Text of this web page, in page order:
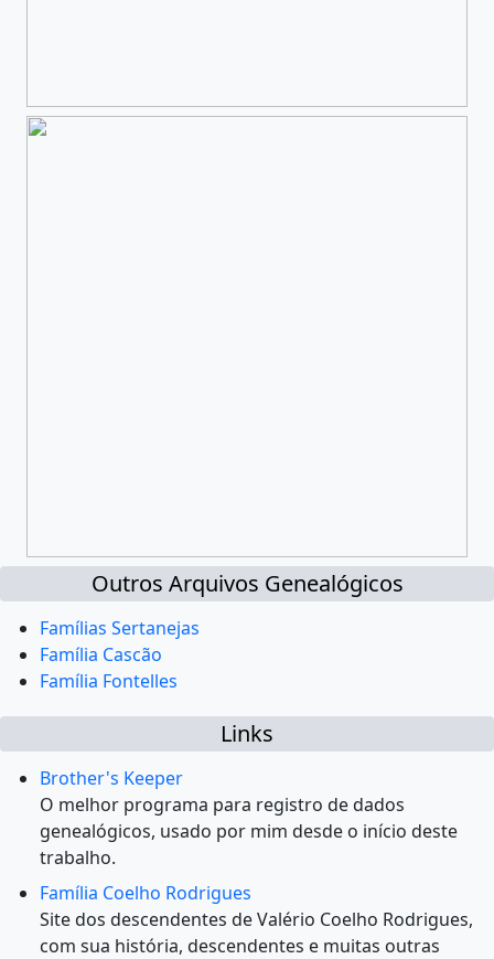
Outros Arquivos Genealógicos
Famílias Sertanejas
Família Cascão
Família Fontelles
Links
Brother's Keeper
O melhor programa para registro de dados
genealógicos, usado por mim desde o início deste
trabalho.
Família Coelho Rodrigues
Site dos descendentes de Valério Coelho Rodrigues,
com sua história, descendentes e muitas outras